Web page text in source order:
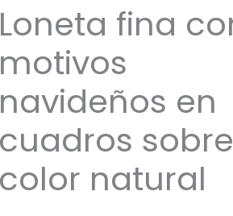
Loneta fina
motivos
navideños en
cuadros sobre
color natural